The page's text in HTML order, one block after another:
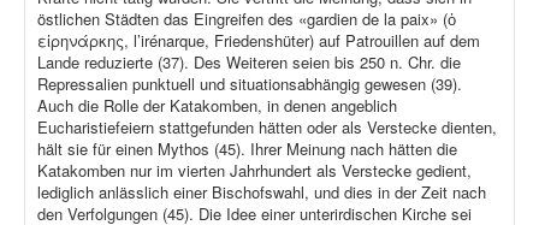
östlichen Städten das Eingreifen des «gardien de la paix» (ὁ
εἰρηνάρκης, l’irénarque, Friedenshüter) auf Patrouillen auf dem
Lande reduzierte (37). Des Weiteren seien bis 250 n. Chr. die
Repressalien punktuell und situationsabhängig gewesen (39).
Auch die Rolle der Katakomben, in denen angeblich
Eucharistiefeiern stattgefunden hätten oder als Verstecke dienten,
hält sie für einen Mythos (45). Ihrer Meinung nach hätten die
Katakomben nur im vierten Jahrhundert als Verstecke gedient,
lediglich anlässlich einer Bischofswahl, und dies in der Zeit nach
den Verfolgungen (45). Die Idee einer unterirdischen Kirche sei